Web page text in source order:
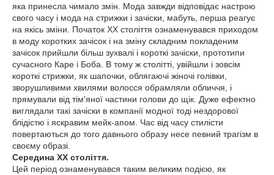
яка принесла чимало змін. Мода завжди відповідає настрою
свого часу і мода на стрижки і зачіски, мабуть, перша реагує
на якісь зміни. Початок ХХ століття ознаменувався приходом
в моду коротких зачісок і на зміну складним покладеним
зачісок прийшли більш зухвалі і короткі зачіски, прототипи
сучасного Каре і Боба. В тому ж столітті, увійшли і зовсім
короткі стрижки, як шапочки, облягаючі жіночі голівки,
зворушливими хвилями волосся обрамляли обличчя, і
прямували від тім'яної частини голови до щік. Дуже ефектно
виглядали такі зачіски в компанії модної тоді нездорової
блідістю і яскравим мейк-апом. Час від часу стилісти
повертаються до того давнього образу несе певний трагізм в
своєму образі.
Середина ХХ століття.
Цей період ознаменувався таким великим подією, як